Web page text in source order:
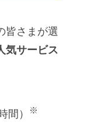
皆さまが選
気サービス
間） ※